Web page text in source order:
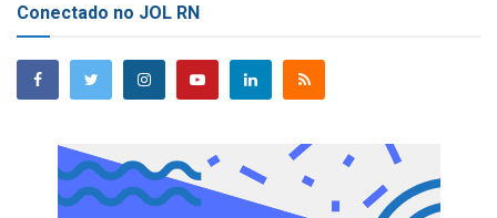
Conectado no JOL RN